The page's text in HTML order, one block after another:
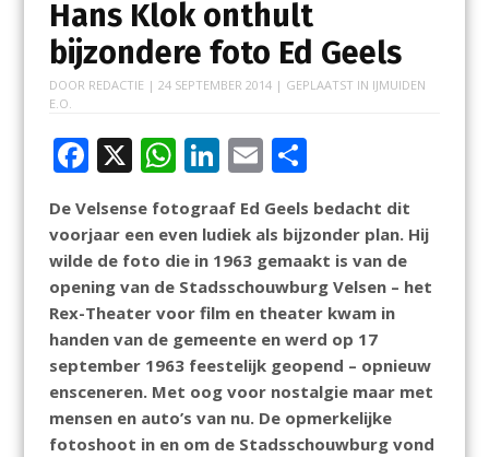
Hans Klok onthult
bijzondere foto Ed Geels
DOOR REDACTIE | 24 SEPTEMBER 2014| GEPLAATST IN IJMUIDEN
E.O.
F
ac
e
b
o
o
k
X W
at
s
A
p
p
Li
n
k
e
dI
n
E
ai
l
D
el
e
n
De Velsense fotograaf Ed Geels bedacht dit
voorjaar een even ludiek als bijzonder plan. Hij
wilde de foto die in 1963 gemaakt is van de
opening van de Stadsschouwburg Velsen – het
Rex-Theater voor film en theater kwam in
handen van de gemeente en werd op 17
september 1963 feestelijk geopend – opnieuw
ensceneren. Met oog voor nostalgie maar met
mensen en auto’s van nu. De opmerkelijke
fotoshoot in en om de Stadsschouwburg vond